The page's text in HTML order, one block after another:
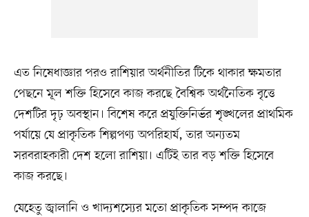
এত নিষেধাজ্ঞার পরও রাশিয়ার অর্থনীতির টিকে থাকার ক্ষমতার
পেছনে মূল শক্তি হিসেবে কাজ করছে বৈশ্বিক অর্থনৈতিক বৃত্তে
দেশটির দৃঢ় অবস্থান। বিশেষ করে প্রযুক্তিনির্ভর শৃঙ্খলের প্রাথমিক
পর্যায়ে যে প্রাকৃতিক শিল্পপণ্য অপরিহার্য, তার অন্যতম
সরবরাহকারী দেশ হলো রাশিয়া। এটিই তার বড় শক্তি হিসেবে
কাজ করছে।
যেহেতু জ্বালানি ও খাদ্যশস্যের মতো প্রাকৃতিক সম্পদ কাজে